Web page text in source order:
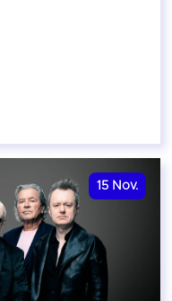
15 Nov.